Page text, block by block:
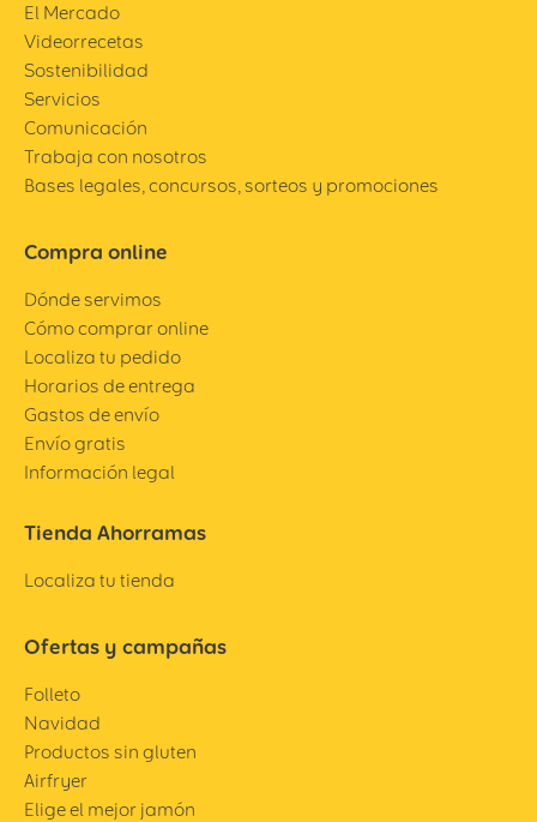
El Mercado
Videorrecetas
Sostenibilidad
Servicios
Comunicación
Trabaja con nosotros
Bases legales, concursos, sorteos y promociones
Compra online
Dónde servimos
Cómo comprar online
Localiza tu pedido
Horarios de entrega
Gastos de envío
Envío gratis
Información legal
Tienda Ahorramas
Localiza tu tienda
Ofertas y campañas
Folleto
Navidad
Productos sin gluten
Airfryer
Elige el mejor jamón